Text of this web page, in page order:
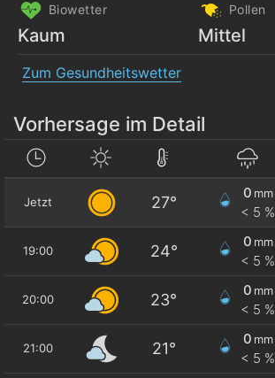
Biowetter
Kaum
Pollen
Mittel
Zum Gesundheitswetter
Vorhersage im Detail
Jetzt 27°
0 mm
< 5 %
19:00 24°
0 mm
< 5 %
20:00 23°
0 mm
< 5 %
21:00 21°
0 mm
< 5 %